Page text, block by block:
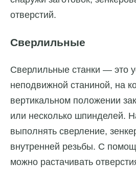
отверстий.
Сверлильные
Сверлильные станки — это
неподвижной станиной, на
вертикальном положении
или несколько шпинделей.
выполнять сверление,
внутренней резьбы. С
можно растачивать